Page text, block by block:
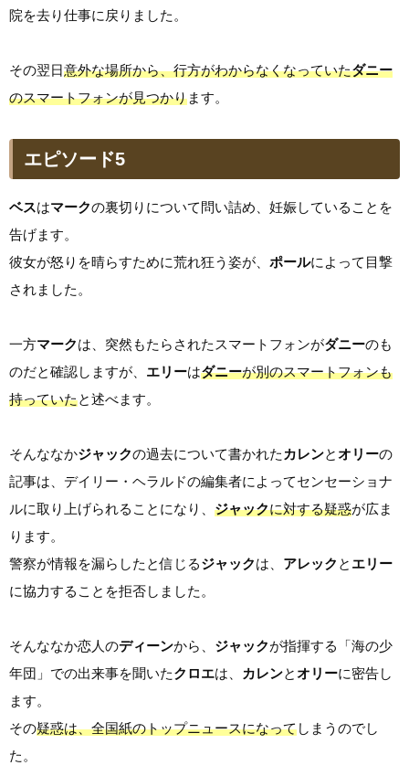
院を去り仕事に戻りました。
その翌日意外な場所から、行方がわからなくなっていたダニー
のスマートフォンが見つかります。
エピソード5
ベスはマークの裏切りについて問い詰め、妊娠していることを
告げます。
彼女が怒りを晴らすために荒れ狂う姿が、 ポールによって目撃
されました。
一方マークは、突然もたらされたスマートフォンがダニーのも
のだと確認しますが、 エリーはダニーが別のスマートフォンも
持っていたと述べます。
そんななかジャックの過去について書かれた カレンとオリーの
記事は、デイリー・ヘラルドの編集者によってセンセーショナ
ルに取り上げられることになり、 ジャックに対する疑惑が広ま
ります。
警察が情報を漏らしたと信じるジャックは、 アレック と エリー
に協力することを拒否しました。
そんななか恋人のディーンから、 ジャックが指揮する「海の少
年団」での出来事を聞いたクロエは、 カレンとオリーに密告し
ます。
その疑惑は、全国紙のトップニュースになってしまうのでし
た。